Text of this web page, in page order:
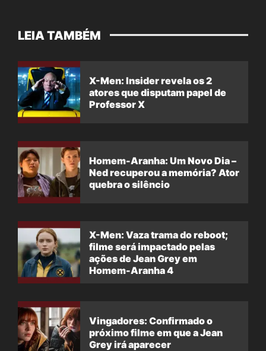
LEIA TAMBÉM
X-Men: Insider revela os 2
atores que disputam papel de
Professor X
Homem-Aranha: Um Novo Dia –
Ned recuperou a memória? Ator
quebra o silêncio
X-Men: Vaza trama do reboot;
filme será impactado pelas
ações de Jean Grey em
Homem-Aranha 4
Vingadores: Confirmado o
próximo filme em que a Jean
Grey irá aparecer